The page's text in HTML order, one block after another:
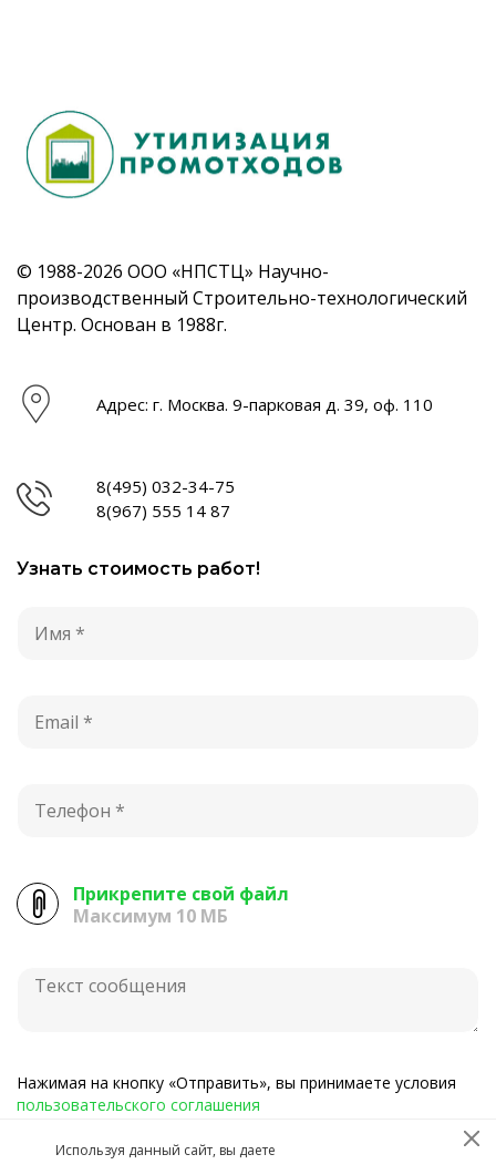
© 1988-2026 ООО «НПСТЦ» Научно-
производственный Строительно-технологический
Центр. Основан в 1988г.
Адрес: г. Москва. 9-парковая д. 39, оф. 110
8(495) 032-34-75
8(967) 555 14 87
Узнать стоимость работ!
Прикрепите свой файл
Максимум 10 МБ
Нажимая на кнопку «Отправить», вы принимаете условия
пользовательского соглашения
Отправить
Используя данный сайт, вы даете